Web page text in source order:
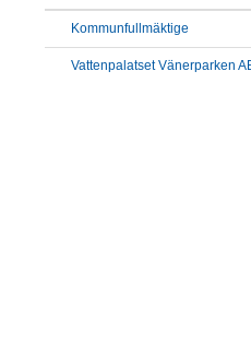
Kommunfullmäktige
Vattenpalatset Vänerparken